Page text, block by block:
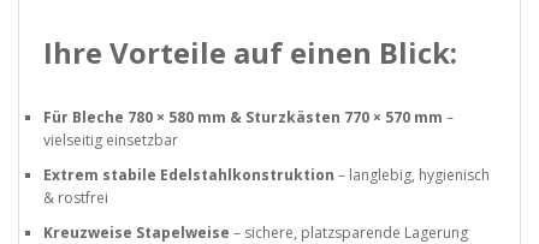
Ihre Vorteile auf einen Blick:
Für Bleche 780 × 580 mm & Sturzkästen 770 × 570 mm –
vielseitig einsetzbar
Extrem stabile Edelstahlkonstruktion – langlebig, hygienisch
& rostfrei
Kreuzweise Stapelweise – sichere, platzsparende Lagerung